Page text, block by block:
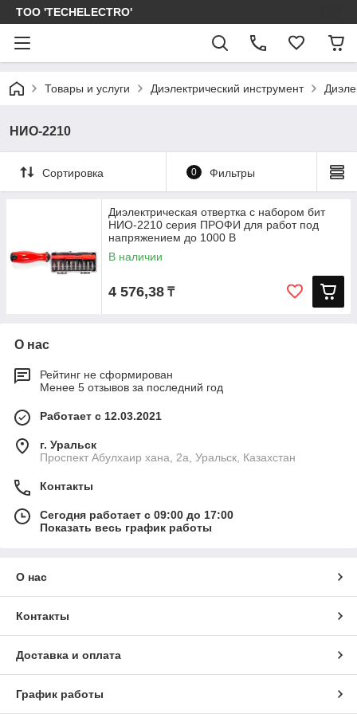
ТОО 'TECHELECTRO'
Товары и услуги Диэлектрический инструмент
НИО-2210
Сортировка 0 Фильтры
Диэлектрическая отвертка с набором бит
НИО-2210 серия ПРОФИ для работ под
напряжением до 1000 В
В наличии
4 576,38 ₸
О нас
Рейтинг не сформирован
Менее 5 отзывов за последний год
Работает с 12.03.2021
г. Уральск
Проспект Абулхаир хана, 2а, Уральск, Казахстан
Контакты
Сегодня работает с 09:00 до 17:00
Показать весь график работы
О нас
Контакты
Доставка и оплата
График работы